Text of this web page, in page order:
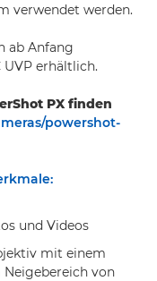
verwendet werden.
ab Anfang
erhältlich.
PX finden
powershot-
und Videos
mit einem
Neigebereich von